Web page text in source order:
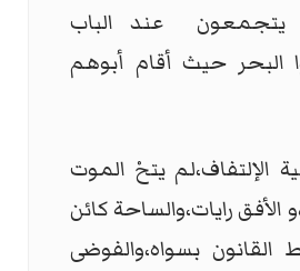
يتجمعون عند الباب
البحر حيث أقام أبوهم
الإلتفاف،لم يتحْ الموت
الأفق رايات،والساحة كائن
القانون بسواه،والفوضى